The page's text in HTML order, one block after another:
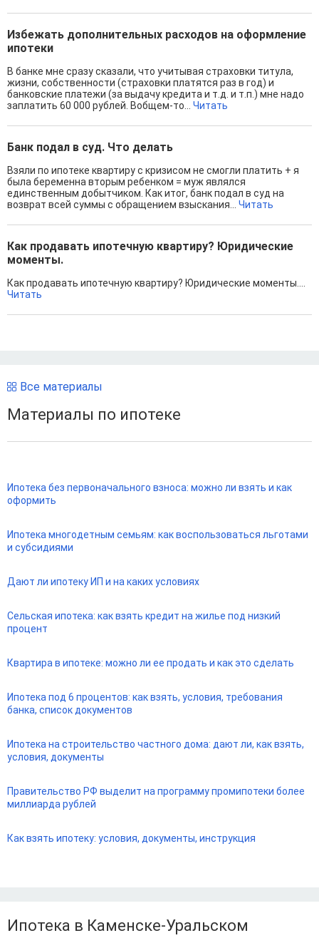
Избежать дополнительных расходов на оформление
ипотеки
В банке мне сразу сказали, что учитывая страховки титула,
жизни, собственности (страховки платятся раз в год) и
банковские платежи (за выдачу кредита и т.д. и т.п.) мне надо
заплатить 60 000 рублей. Вобщем-то... Читать
Банк подал в суд. Что делать
Взяли по ипотеке квартиру с кризисом не смогли платить + я
была беременна вторым ребенком = муж являлся
единственным добытчиком. Как итог, банк подал в суд на
возврат всей суммы с обращением взыскания... Читать
Как продавать ипотечную квартиру? Юридические
моменты.
Как продавать ипотечную квартиру? Юридические моменты....
Читать
Все материалы
Материалы по ипотеке
Ипотека без первоначального взноса: можно ли взять и как
оформить
Ипотека многодетным семьям: как воспользоваться льготами
и субсидиями
Дают ли ипотеку ИП и на каких условиях
Сельская ипотека: как взять кредит на жилье под низкий
процент
Квартира в ипотеке: можно ли ее продать и как это сделать
Ипотека под 6 процентов: как взять, условия, требования
банка, список документов
Ипотека на строительство частного дома: дают ли, как взять,
условия, документы
Правительство РФ выделит на программу промипотеки более
миллиарда рублей
Как взять ипотеку: условия, документы, инструкция
Ипотека в Каменске-Уральском